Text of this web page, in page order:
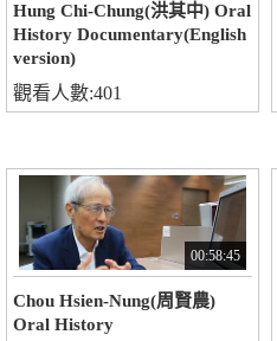
Hung Chi-Chung(洪其中) Oral
History Documentary(English
version)
觀看人數:401
00:58:45
Chou Hsien-Nung(周賢農)
Oral History